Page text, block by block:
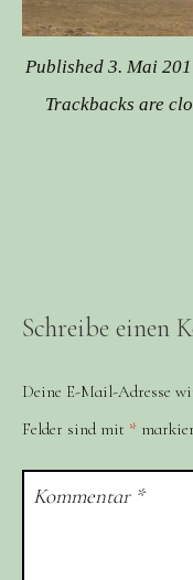
Published 3. Mai
Trackbacks are
Schreibe einen
Deine E-Mail-Adresse
Felder sind mit *
Kommentar *